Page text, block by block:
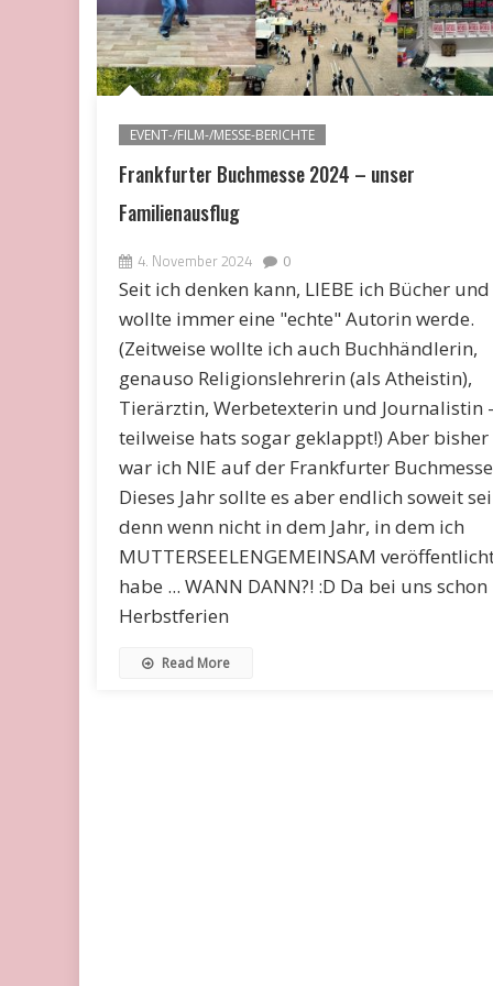
EVENT-/FILM-/MESSE-BERICHTE
Frankfurter Buchmesse 2024 – unser
Familienausflug
4. November 2024 0
Seit ich denken kann, LIEBE ich Bücher und
wollte immer eine "echte" Autorin werde.
(Zeitweise wollte ich auch Buchhändlerin,
genauso Religionslehrerin (als Atheistin),
Tierärztin, Werbetexterin und Journalistin -
teilweise hats sogar geklappt!) Aber bisher
war ich NIE auf der Frankfurter
Dieses Jahr sollte es aber endlich soweit
denn wenn nicht in dem Jahr, in dem ich
MUTTERSEELENGEMEINSAM
habe ... WANN DANN?! :D Da bei uns schon
Herbstferien
Read More